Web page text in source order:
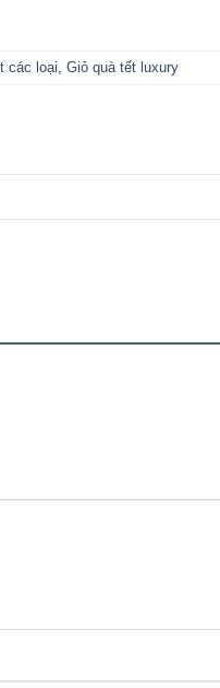
các loại Giỏ quà tết luxury